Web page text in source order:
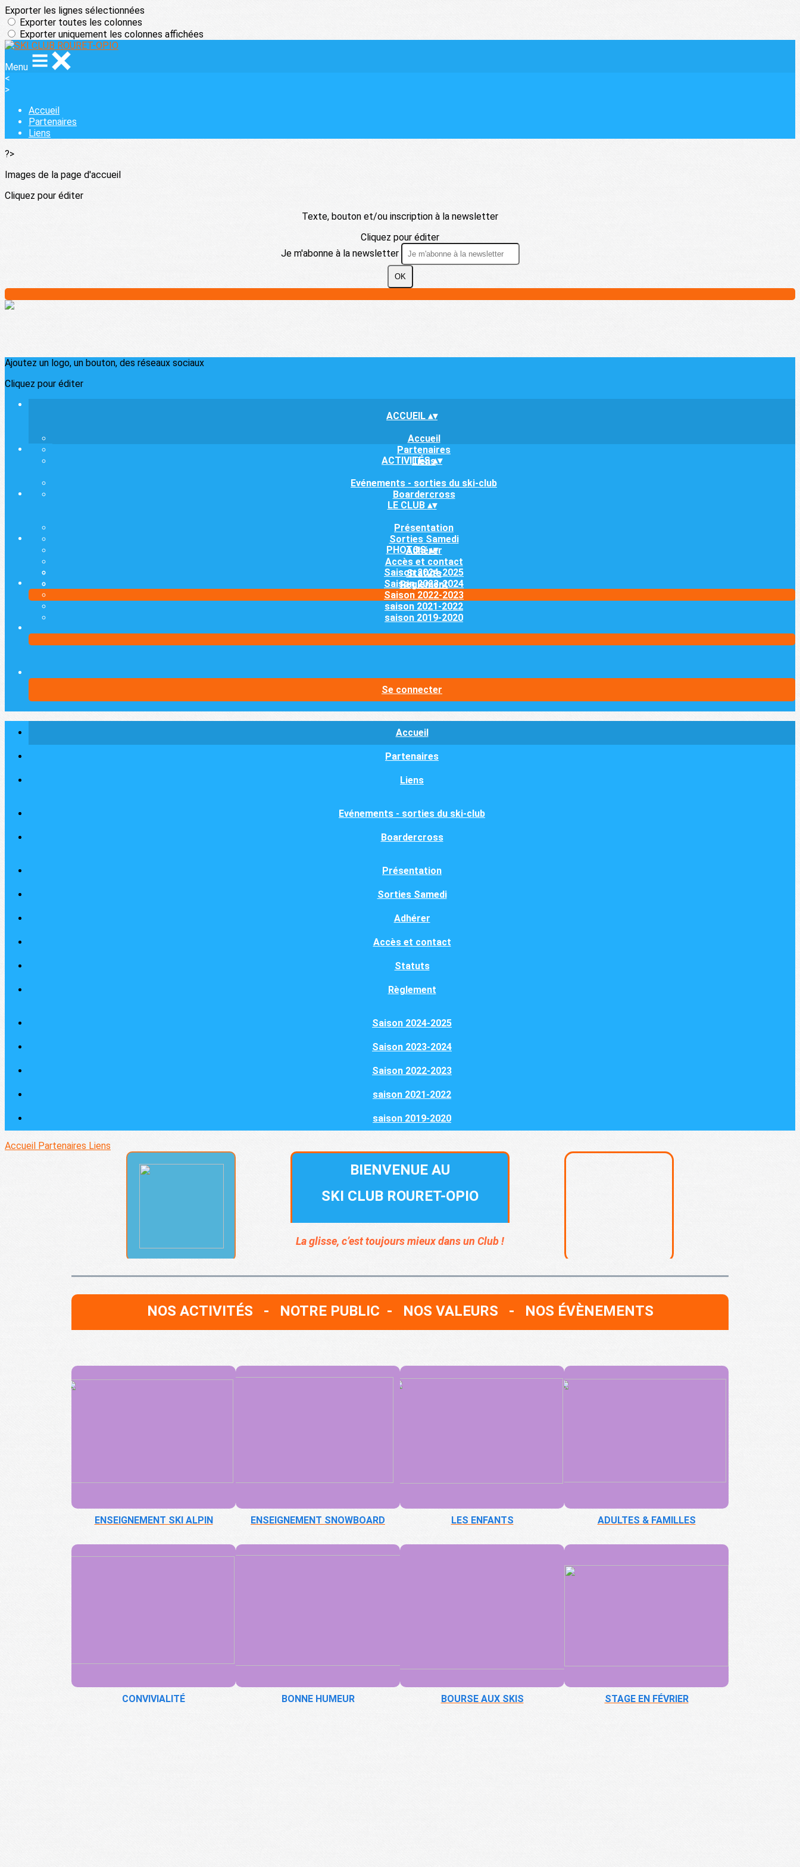
Exporter les lignes sélectionnées
Exporter toutes les colonnes
Exporter uniquement les colonnes affichées
Menu
<
>
Accueil
Partenaires
Liens
?>
Images de la page d'accueil
Cliquez pour éditer
Texte, bouton et/ou inscription à la newsletter
Cliquez pour éditer
Je m'abonne à la newsletter
OK
Ajoutez un logo, un bouton, des réseaux sociaux
Cliquez pour éditer
ACCUEIL ▴▾
Accueil
Partenaires
Liens
ACTIVITÉS▴▾
Evénements - sorties du ski-club
Boardercross
LE CLUB ▴▾
Présentation
Sorties Samedi
Adhérer
Accès et contact
Statuts
Règlement
PHOTOS▴▾
Saison 2024-2025
Saison 2023-2024
Saison 2022-2023
saison 2021-2022
saison 2019-2020
Se connecter
Accueil
Partenaires
Liens
Evénements - sorties du ski-club
Boardercross
Présentation
Sorties Samedi
Adhérer
Accès et contact
Statuts
Règlement
Saison 2024-2025
Saison 2023-2024
Saison 2022-2023
saison 2021-2022
saison 2019-2020
Accueil Partenaires Liens
BIENVENUE AU
SKI CLUB ROURET-OPIO
La glisse, c’est toujours mieux dans un Club !
NOS ACTIVITÉS - NOTRE PUBLIC - NOS VALEURS - NOS ÉVÈNEMENTS
ENSEIGNEMENT SKI ALPIN ENSEIGNEMENT SNOWBOARD LES ENFANTS ADULTES & FAMILLES
CONVIVIALITÉ BONNE HUMEUR BOURSE AUX SKIS STAGE EN FÉVRIER